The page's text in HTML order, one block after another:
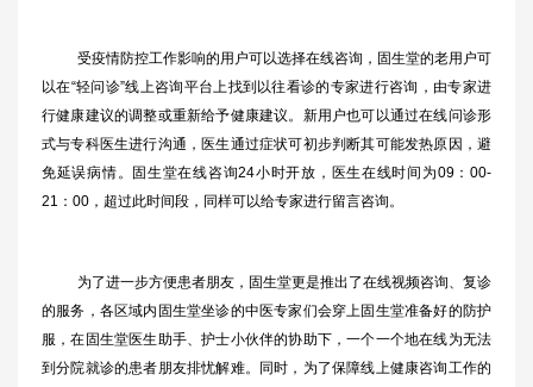
受疫情防控工作影响的用户可以选择在线咨询，固生堂的老用户可
以在“轻问诊”线上咨询平台上找到以往看诊的专家进行咨询，由专家进
行健康建议的调整或重新给予健康建议。新用户也可以通过在线问诊形
式与专科医生进行沟通，医生通过症状可初步判断其可能发热原因，避
免延误病情。固生堂在线咨询24小时开放，医生在线时间为09：00-
21：00，超过此时间段，同样可以给专家进行留言咨询。
为了进一步方便患者朋友，固生堂更是推出了在线视频咨询、复诊
的服务，各区域内固生堂坐诊的中医专家们会穿上固生堂准备好的防护
服，在固生堂医生助手、护士小伙伴的协助下，一个一个地在线为无法
到分院就诊的患者朋友排忧解难。同时，为了保障线上健康咨询工作的